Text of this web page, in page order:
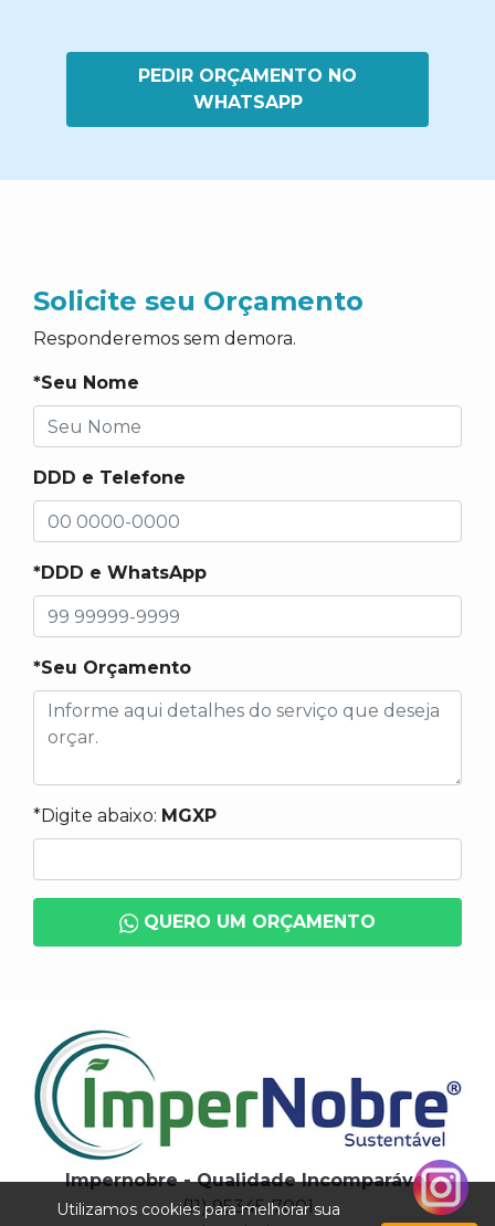
PEDIR ORÇAMENTO NO
WHATSAPP
Solicite seu Orçamento
Responderemos sem demora.
*Seu Nome
DDD e Telefone
*DDD e WhatsApp
*Seu Orçamento
*Digite abaixo: MGXP
QUERO UM ORÇAMENTO
Impernobre - Qualidade Incomparável
(11) 95345-7001
Utilizamos cookies para melhorar sua